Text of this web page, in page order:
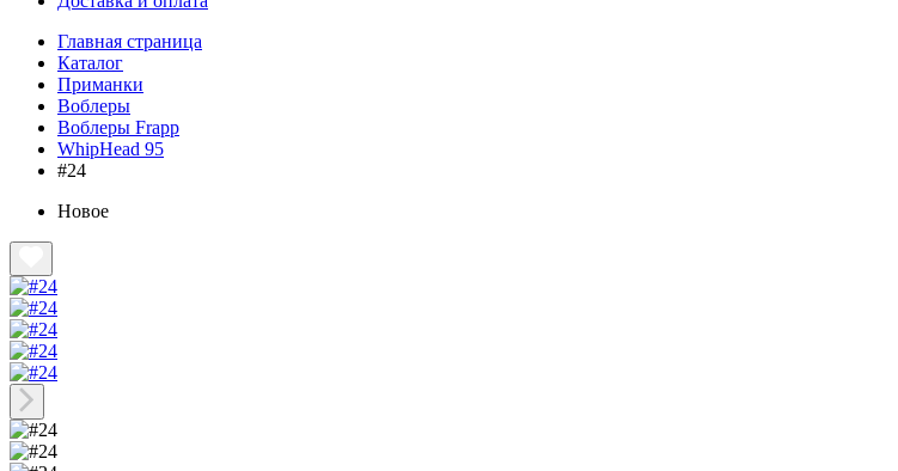
Главная страница
Каталог
Приманки
Воблеры
Воблеры Frapp
WhipHead 95
#24
Новое